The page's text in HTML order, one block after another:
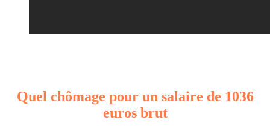
Quel chômage pour un salaire de 1036
euros brut